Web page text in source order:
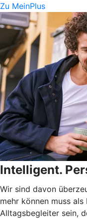
Zu MeinPlus
Intelligent.
Wir sind davon
mehr können muss
Alltagsbegleiter sein,